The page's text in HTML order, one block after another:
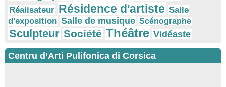
Réalisateur Résidence d'artiste Salle
d'exposition Salle de musique Scénographe
Sculpteur Société Théâtre Vidéaste
Centru d’Arti Pulifonica di Corsica